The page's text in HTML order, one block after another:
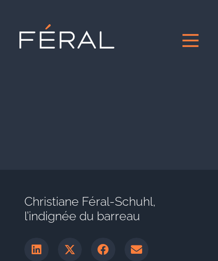
Christiane Féral-Schuhl,
l’indignée du barreau